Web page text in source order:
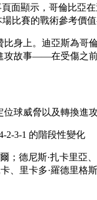
面顯示，哥倫比亞
比賽的戰術參考價值
身上。迪亞斯為哥
攻故事——在受傷之
球威脅以及轉換進攻
2-3-1 的階段性變化
；德尼斯·扎卡里亞
、里卡多·羅德里格